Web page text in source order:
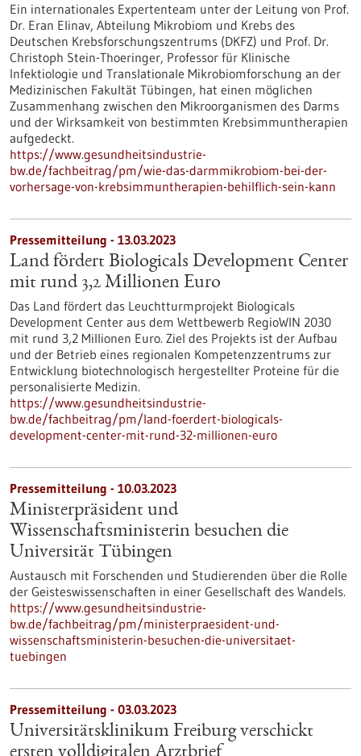
Ein internationales Expertenteam unter der Leitung von Prof.
Dr. Eran Elinav, Abteilung Mikrobiom und Krebs des
Deutschen Krebsforschungszentrums (DKFZ) und Prof. Dr.
Christoph Stein-Thoeringer, Professor für Klinische
Infektiologie und Translationale Mikrobiomforschung an der
Medizinischen Fakultät Tübingen, hat einen möglichen
Zusammenhang zwischen den Mikroorganismen des Darms
und der Wirksamkeit von bestimmten Krebsimmuntherapien
aufgedeckt.
https://www.gesundheitsindustrie-
bw.de/fachbeitrag/pm/wie-das-darmmikrobiom-bei-der-
vorhersage-von-krebsimmuntherapien-behilflich-sein-kann
Pressemitteilung - 13.03.2023
Land fördert Biologicals Development Center
mit rund 3,2 Millionen Euro
Das Land fördert das Leuchtturmprojekt Biologicals
Development Center aus dem Wettbewerb RegioWIN 2030
mit rund 3,2 Millionen Euro. Ziel des Projekts ist der Aufbau
und der Betrieb eines regionalen Kompetenzzentrums zur
Entwicklung biotechnologisch hergestellter Proteine für die
personalisierte Medizin.
https://www.gesundheitsindustrie-
bw.de/fachbeitrag/pm/land-foerdert-biologicals-
development-center-mit-rund-32-millionen-euro
Pressemitteilung - 10.03.2023
Ministerpräsident und
Wissenschaftsministerin besuchen die
Universität Tübingen
Austausch mit Forschenden und Studierenden über die Rolle
der Geisteswissenschaften in einer Gesellschaft des Wandels.
https://www.gesundheitsindustrie-
bw.de/fachbeitrag/pm/ministerpraesident-und-
wissenschaftsministerin-besuchen-die-universitaet-
tuebingen
Pressemitteilung - 03.03.2023
Universitätsklinikum Freiburg verschickt